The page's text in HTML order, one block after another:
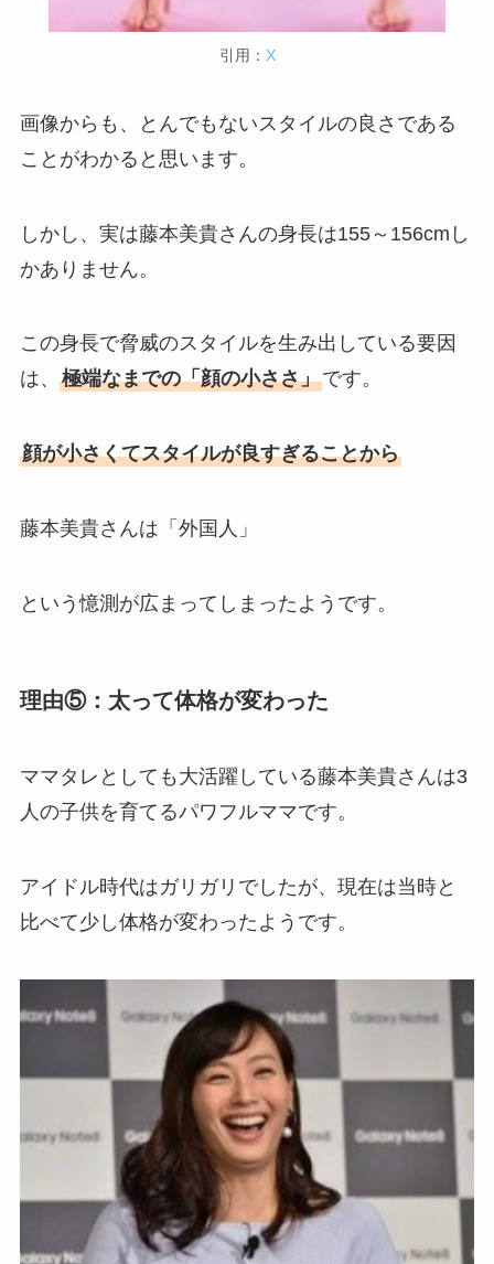
引用： X
画像からも、とんでもないスタイルの良さである
ことがわかると思います。
しかし、実は藤本美貴さんの身長は155～156cmし
かありません。
この身長で脅威のスタイルを生み出している要因
は、 極端なまでの「顔の小ささ」です。
顔が小さくてスタイルが良すぎることから
藤本美貴さんは「外国人」
という憶測が広まってしまったようです。
理由⑤：太って体格が変わった
ママタレとしても大活躍している藤本美貴さんは3
人の子供を育てるパワフルママです。
アイドル時代はガリガリでしたが、現在は当時と
比べて少し体格が変わったようです。